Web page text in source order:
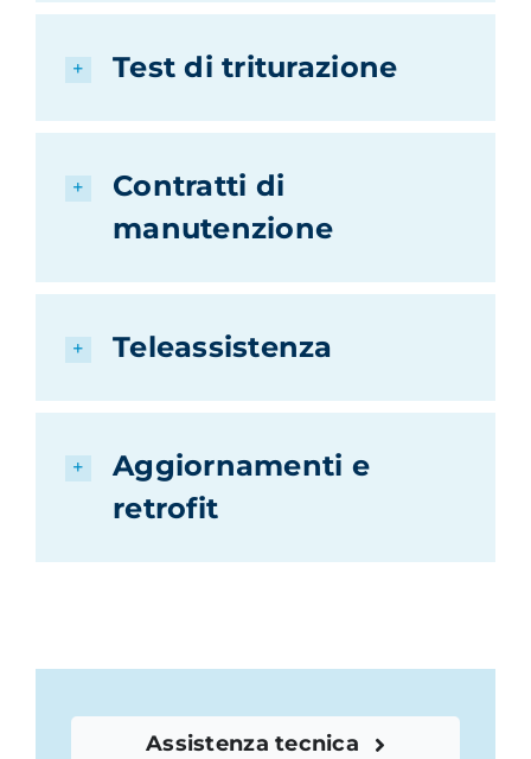
Assistenza tecnica
Test di triturazione
Contratti di
manutenzione
Teleassistenza
Aggiornamenti e
retrofit